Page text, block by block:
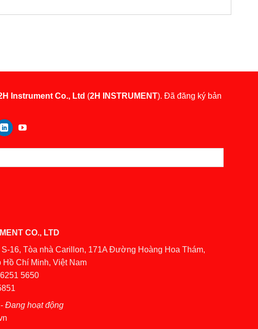
Instrument Co., Ltd (2H INSTRUMENT). Đã đăng ký bản
CO., LTD
S-16, Tòa nhà Carillon, 171A Đường Hoàng Hoa Thám,
Chí Minh, Việt Nam
5650
- Đang hoạt động